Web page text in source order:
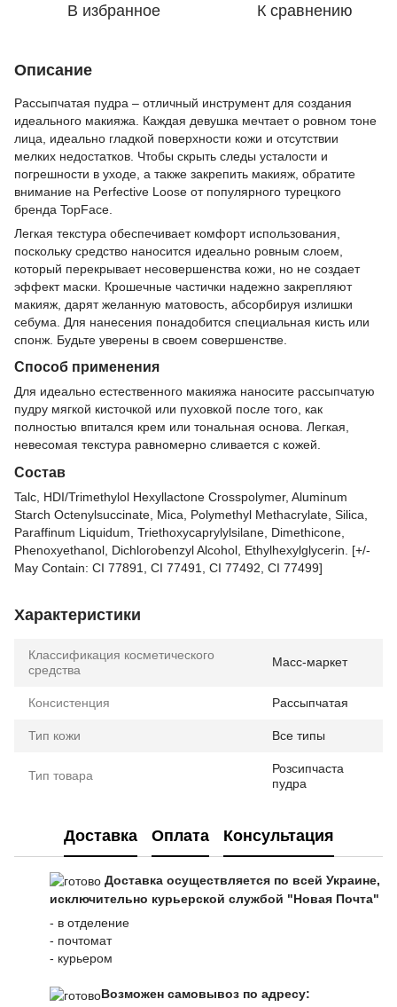
В избранное К сравнению
Описание
Рассыпчатая пудра – отличный инструмент для создания
идеального макияжа. Каждая девушка мечтает о ровном тоне
лица, идеально гладкой поверхности кожи и отсутствии
мелких недостатков. Чтобы скрыть следы усталости и
погрешности в уходе, а также закрепить макияж, обратите
внимание на Perfective Loose от популярного турецкого
бренда TopFace.
Легкая текстура обеспечивает комфорт использования,
поскольку средство наносится идеально ровным слоем,
который перекрывает несовершенства кожи, но не создает
эффект маски. Крошечные частички надежно закрепляют
макияж, дарят желанную матовость, абсорбируя излишки
себума. Для нанесения понадобится специальная кисть или
спонж. Будьте уверены в своем совершенстве.
Способ применения
Для идеально естественного макияжа наносите рассыпчатую
пудру мягкой кисточкой или пуховкой после того, как
полностью впитался крем или тональная основа. Легкая,
невесомая текстура равномерно сливается с кожей.
Состав
Talc, HDI/Trimethylol Hexyllactone Crosspolymer, Aluminum
Starch Octenylsuccinate, Mica, Polymethyl Methacrylate, Silica,
Paraffinum Liquidum, Triethoxycaprylylsilane, Dimethicone,
Phenoxyethanol, Dichlorobenzyl Alcohol, Ethylhexylglycerin. [+/-
May Contain: CI 77891, CI 77491, CI 77492, CI 77499]
Характеристики
Классификация косметического
средства
Масс-маркет
Консистенция Рассыпчатая
Тип кожи Все типы
Тип товара
Розсипчаста
пудра
Доставка Оплата Консультация
Доставка осуществляется по всей Украине,
исключительно курьерской службой "Новая Почта"
- в отделение
- почтомат
- курьером
Возможен самовывоз по адресу: